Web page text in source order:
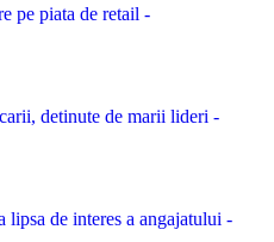
pe piata de retail -
detinute de marii lideri -
lipsa de interes a angajatului -